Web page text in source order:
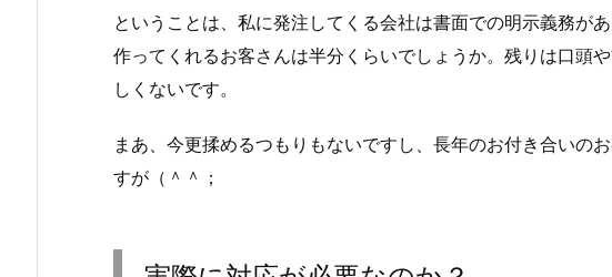
ということは、私に発注してくる会社は書面での明示義務が
作ってくれるお客さんは半分くらいでしょうか。残りは口頭
しくないです。
まあ、今更揉めるつもりもないですし、長年のお付き合いの
すが（＾＾；